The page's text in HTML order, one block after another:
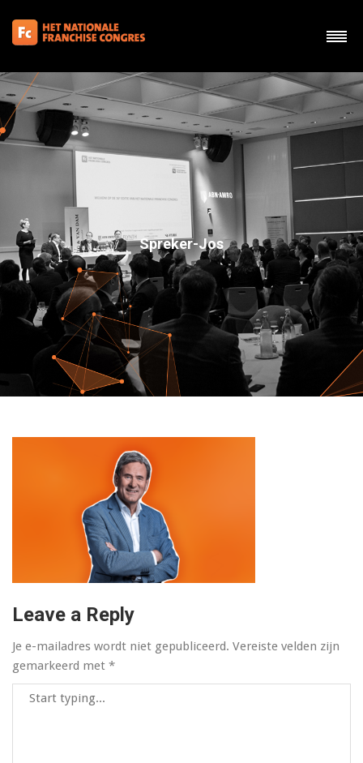
Spreker-Jos
Leave a Reply
Je e-mailadres wordt niet gepubliceerd. Vereiste velden zijn
gemarkeerd met *